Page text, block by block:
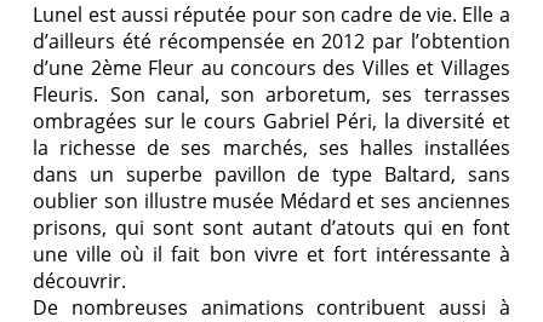
Lunel est aussi réputée pour son cadre de vie. Elle a
d’ailleurs été récompensée en 2012 par l’obtention
d’une 2ème Fleur au concours des Villes et Villages
Fleuris. Son canal, son arboretum, ses terrasses
ombragées sur le cours Gabriel Péri, la diversité et
la richesse de ses marchés, ses halles installées
dans un superbe pavillon de type Baltard, sans
oublier son illustre musée Médard et ses anciennes
prisons, qui sont sont autant d’atouts qui en font
une ville où il fait bon vivre et fort intéressante à
découvrir.
De nombreuses animations contribuent aussi à